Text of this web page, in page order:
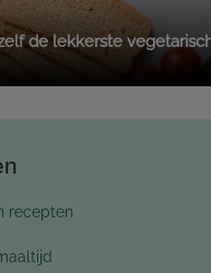
de lekkerste
recepten